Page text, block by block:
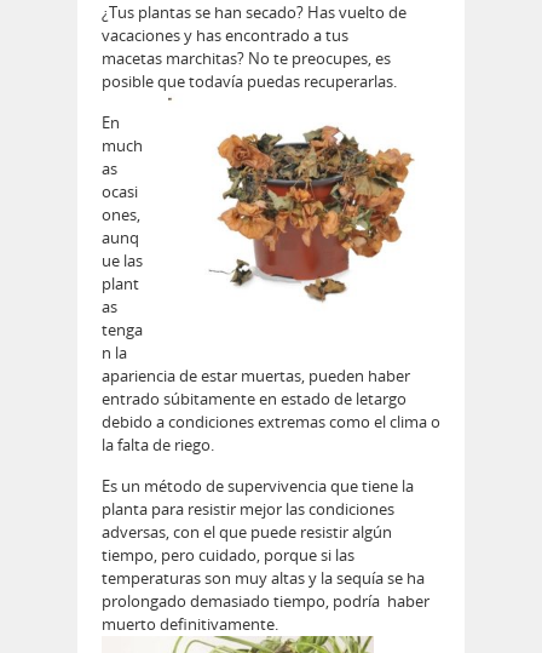
¿Tus plantas se han secado? Has vuelto de
vacaciones y has encontrado a tus
macetas marchitas? No te preocupes, es
posible que todavía puedas recuperarlas.
En
much
as
ocasi
ones,
aunq
ue las
plant
as
tenga
n la
apariencia de estar muertas, pueden haber
entrado súbitamente en estado de letargo
debido a condiciones extremas como el clima o
la falta de riego.
Es un método de supervivencia que tiene la
planta para resistir mejor las condiciones
adversas, con el que puede resistir algún
tiempo, pero cuidado, porque si las
temperaturas son muy altas y la sequía se ha
prolongado demasiado tiempo, podría haber
muerto definitivamente.